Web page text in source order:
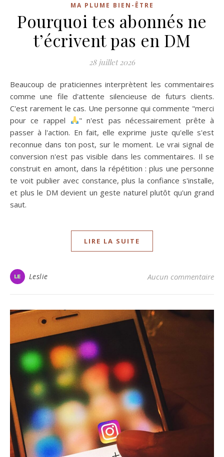
MA PLUME BIEN-ÊTRE
Pourquoi tes abonnés ne
t’écrivent pas en DM
28 juillet 2026
Beaucoup de praticiennes interprètent les commentaires
comme une file d'attente silencieuse de futurs clients.
C'est rarement le cas. Une personne qui commente "merci
pour ce rappel
" n'est pas nécessairement prête à
passer à l'action. En fait, elle exprime juste qu'elle s'est
reconnue dans ton post, sur le moment. Le vrai signal de
conversion n'est pas visible dans les commentaires. Il se
construit en amont, dans la répétition : plus une personne
te voit publier avec constance, plus la confiance s'installe,
et plus le DM devient un geste naturel plutôt qu'un grand
saut.
LIRE LA SUITE
Leslie Aucun commentaire